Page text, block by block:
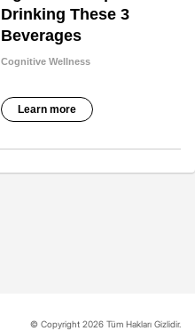
© Copyright 2026 Tüm Hakları Gizlidir.